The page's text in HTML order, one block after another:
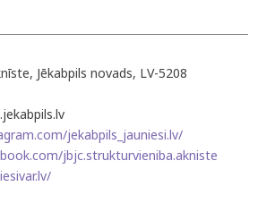
Jēkabpils novads, LV-5208
jekabpils_jauniesi.lv/
jbjc.strukturvieniba.akniste